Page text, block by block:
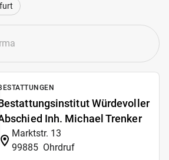
Würdevoller
Inh. Michael Trenker
Marktstr. 13
99885 Ohrdruf